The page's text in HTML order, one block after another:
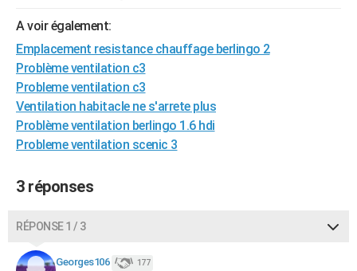
BONS PLANS
CARTE DE VOEUX
Carte de Noël
Carte Bonne année
Carte Saint-Valentin
Carte Pâques
Carte d'anniversaire
DICTIONNAIRE
COPAINS D'AVANT
S'inscrire
Se connecter
Lycées
Collèges
Primaires
Universités
Entreprises
Service militaire
Avis de recherche
AVIS DE DÉCÈS
FORUM
A voir également:
Emplacement resistance chauffage berlingo 2
Problème ventilation c3
Probleme ventilation c3
Ventilation habitacle ne s'arrete plus
Problème ventilation berlingo 1.6 hdi
Probleme ventilation scenic 3
3 réponses
RÉPONSE 1 / 3
Georges106 177